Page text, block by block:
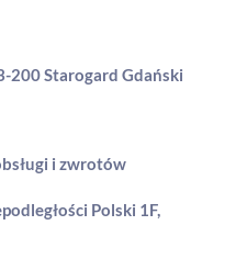
200 Starogard Gdański
i zwrotów
Polski 1F,